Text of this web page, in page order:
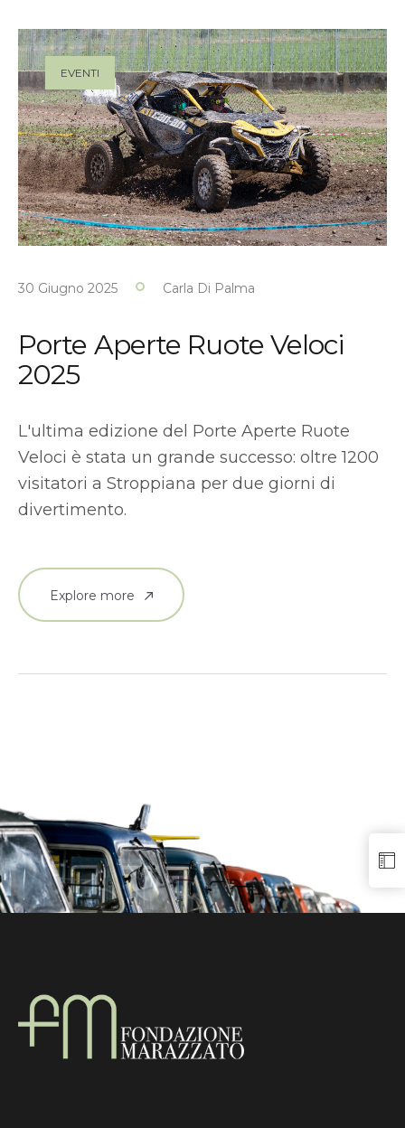
EVENTI
30 Giugno 2025 Carla Di Palma
Porte Aperte Ruote Veloci
2025
L'ultima edizione del Porte Aperte Ruote
Veloci è stata un grande successo: oltre 1200
visitatori a Stroppiana per due giorni di
divertimento.
Explore more